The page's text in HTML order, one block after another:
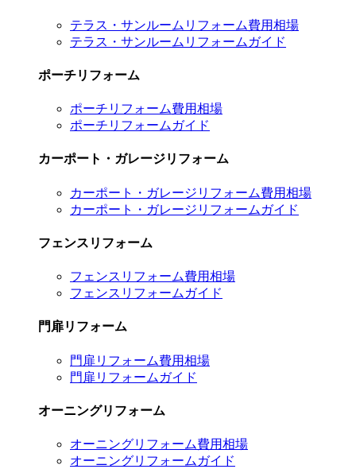
テラス・サンルームリフォーム費用相場
テラス・サンルームリフォームガイド
ポーチリフォーム
ポーチリフォーム費用相場
ポーチリフォームガイド
カーポート・ガレージリフォーム
カーポート・ガレージリフォーム費用相場
カーポート・ガレージリフォームガイド
フェンスリフォーム
フェンスリフォーム費用相場
フェンスリフォームガイド
門扉リフォーム
門扉リフォーム費用相場
門扉リフォームガイド
オーニングリフォーム
オーニングリフォーム費用相場
オーニングリフォームガイド